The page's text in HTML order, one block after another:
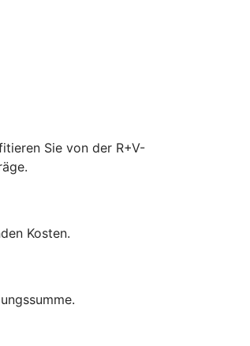
Sie von der R+V-
Kosten.